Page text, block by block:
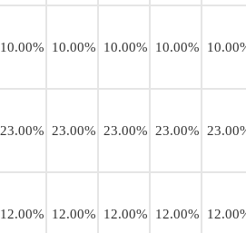
10.00% 10.00% 10.00% 10.00%
23.00% 23.00% 23.00% 23.00%
12.00% 12.00% 12.00% 12.00%